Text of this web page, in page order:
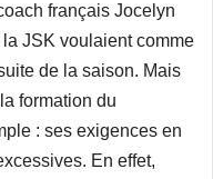
français Jocelyn
JSK voulaient comme
de la saison. Mais
formation du
: ses exigences en
En effet,